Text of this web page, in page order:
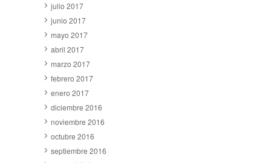
julio 2017
junio 2017
mayo 2017
abril 2017
marzo 2017
febrero 2017
enero 2017
diciembre 2016
noviembre 2016
octubre 2016
septiembre 2016